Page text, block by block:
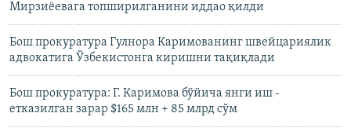
Мирзиëевага топширилганини иддао қилди
Бош прокуратура Гулнора Каримованинг швейцариялик
адвокатига Ўзбекистонга киришни тақиқлади
Бош прокуратура: Г. Каримова бўйича янги иш -
етказилган зарар $165 млн + 85 млрд сўм